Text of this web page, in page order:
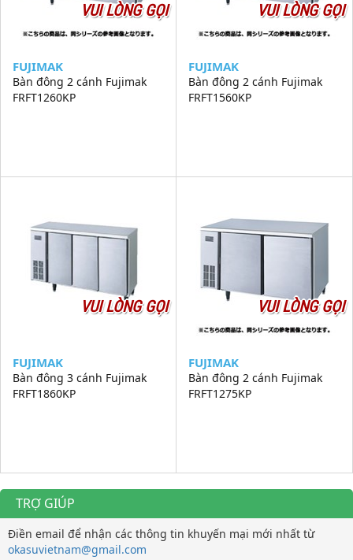
VUI LÒNG GỌI
FUJIMAK
Bàn đông 2 cánh Fujimak
FRFT1260KP
VUI LÒNG GỌI
FUJIMAK
Bàn đông 2 cánh Fujimak
FRFT1560KP
VUI LÒNG GỌI
FUJIMAK
Bàn đông 3 cánh Fujimak
FRFT1860KP
VUI LÒNG GỌI
FUJIMAK
Bàn đông 2 cánh Fujimak
FRFT1275KP
TRỢ GIÚP
Điền email để nhận các thông tin khuyến mại mới nhất từ
okasuvietnam@gmail.com